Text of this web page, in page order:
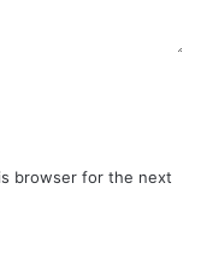
browser for the next